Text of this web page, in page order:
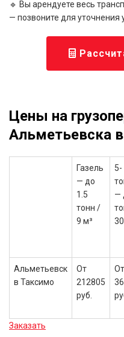
🔹 Вы арендуете весь
— позвоните для уточнения
Цены на
Альметьевска
Газель
— до
1.5
тонн /
9 м³
5-
—
Альметьевск
в Таксимо
От
212805
руб.
От
Заказать